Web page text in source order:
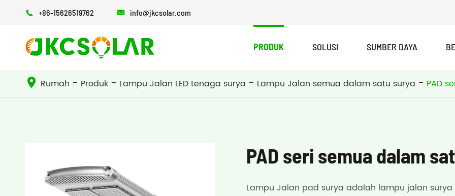
 +86-15626519762  info@jkcsolar.com
PRODUK SOLUSI SUMBER DAYA
Rumah Produk Lampu Jalan LED tenaga surya Lampu Jalan semua dalam satu surya PAD
PAD seri semua dalam
Lampu Jalan pad surya adalah lampu jalan